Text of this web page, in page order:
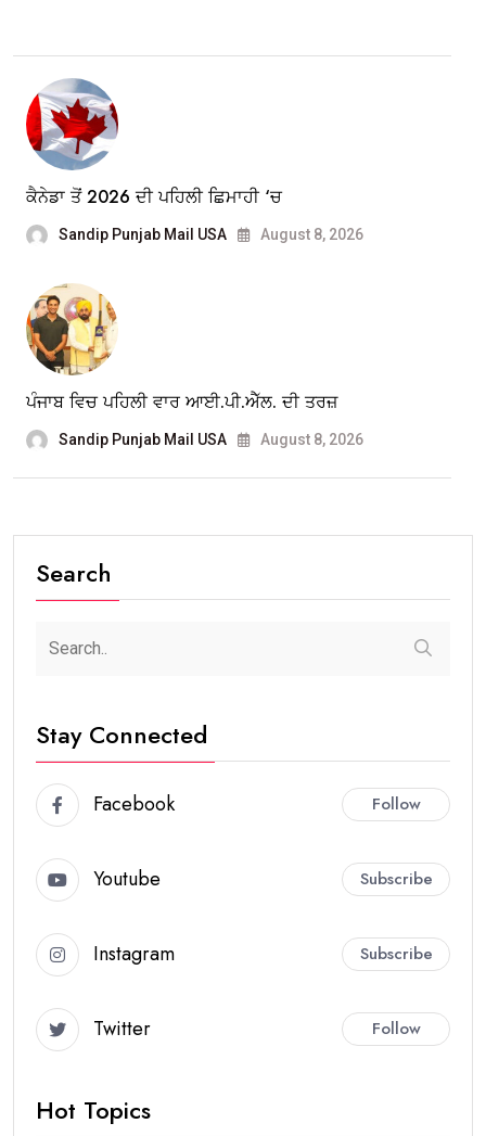
ਕੈਨੇਡਾ ਤੋਂ 2026 ਦੀ ਪਹਿਲੀ ਛਿਮਾਹੀ ‘ਚ
Sandip Punjab Mail USA August 8, 2026
ਪੰਜਾਬ ਵਿਚ ਪਹਿਲੀ ਵਾਰ ਆਈ.ਪੀ.ਐੱਲ. ਦੀ ਤਰਜ਼
Sandip Punjab Mail USA August 8, 2026
Search
Stay Connected
Facebook Follow
Youtube Subscribe
Instagram Subscribe
Twitter Follow
Hot Topics